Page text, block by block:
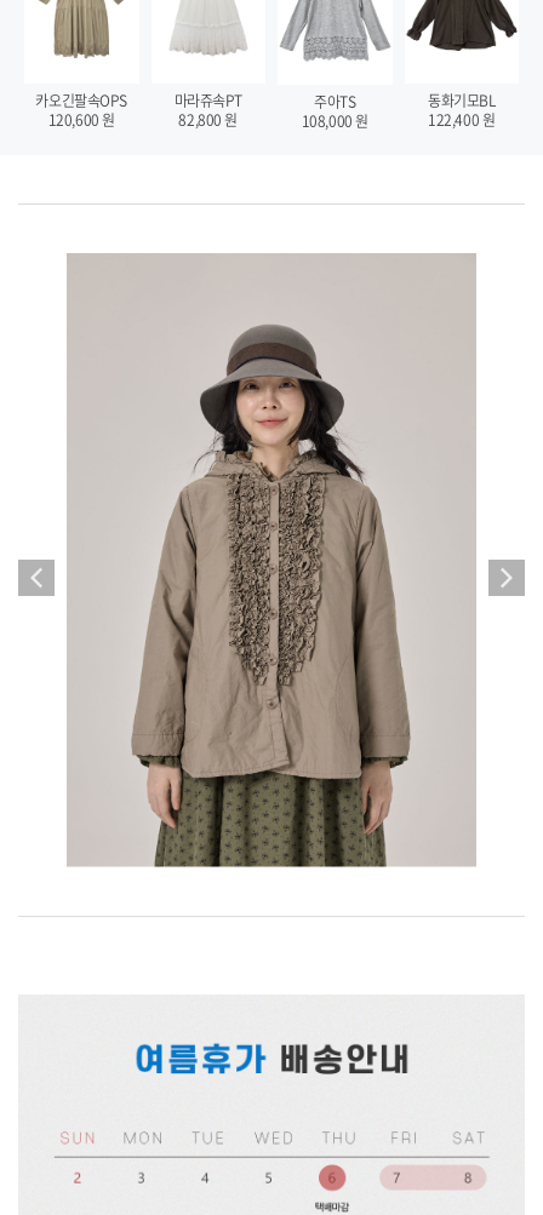
카오긴팔속OPS
120,600원
마라쥬속PT
82,800원
주아TS
108,000원
동화기모BL
122,400원